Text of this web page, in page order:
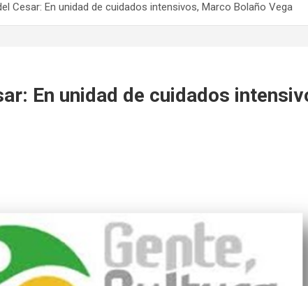
Cesar: En unidad de cuidados intensivos, Marco Bolaño Vega
En unidad de cuidados